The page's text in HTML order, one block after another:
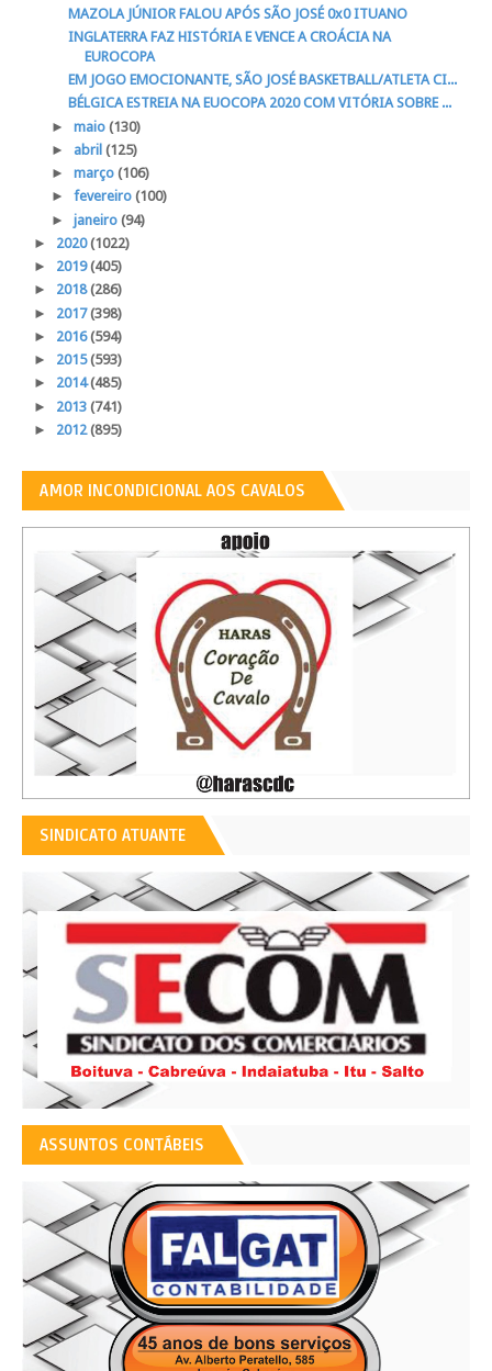
MAZOLA JÚNIOR FALOU APÓS SÃO JOSÉ 0x0 ITUANO
INGLATERRA FAZ HISTÓRIA E VENCE A CROÁCIA NA
EUROCOPA
EM JOGO EMOCIONANTE, SÃO JOSÉ BASKETBALL/ATLETA CI...
BÉLGICA ESTREIA NA EUOCOPA 2020 COM VITÓRIA SOBRE ...
► maio (130)
► abril (125)
► março (106)
► fevereiro (100)
► janeiro (94)
► 2020(1022)
► 2019(405)
► 2018(286)
► 2017(398)
► 2016(594)
► 2015(593)
► 2014(485)
► 2013 (741)
► 2012(895)
AMOR INCONDICIONAL AOS CAVALOS
SINDICATO ATUANTE
ASSUNTOS CONTÁBEIS